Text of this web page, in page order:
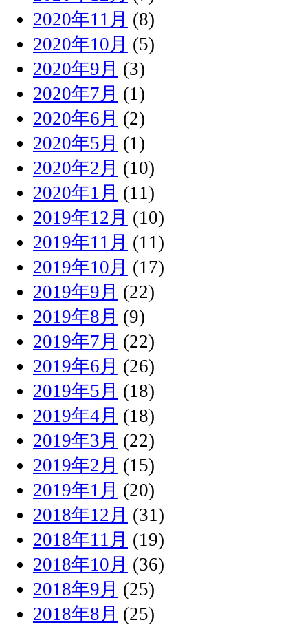
2020年11月 (8)
2020年10月 (5)
2020年9月 (3)
2020年7月 (1)
2020年6月 (2)
2020年5月 (1)
2020年2月 (10)
2020年1月 (11)
2019年12月 (10)
2019年11月 (11)
2019年10月 (17)
2019年9月 (22)
2019年8月 (9)
2019年7月 (22)
2019年6月 (26)
2019年5月 (18)
2019年4月 (18)
2019年3月 (22)
2019年2月 (15)
2019年1月 (20)
2018年12月 (31)
2018年11月 (19)
2018年10月 (36)
2018年9月 (25)
2018年8月 (25)